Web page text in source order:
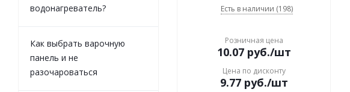
Есть в наличии (198)
Розничная цена
10.07 руб./шт
Цена по дисконту
9.77 руб./шт
водонагреватель?
Как выбрать варочную
панель и не
разочароваться